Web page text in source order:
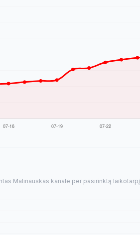
Malinauskas kanale per pasirinktą laikotarpį